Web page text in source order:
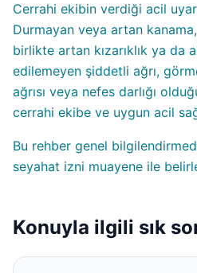
Cerrahi ekibin verdiği acil
Durmayan veya artan
birlikte artan kızarıklık ya da
edilemeyen şiddetli ağrı,
ağrısı veya nefes darlığı
cerrahi ekibe ve uygun acil
Bu rehber genel
seyahat izni muayene ile
Konuyla ilgili sık